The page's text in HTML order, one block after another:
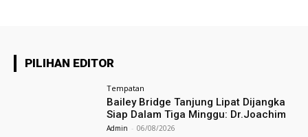
PILIHAN EDITOR
Tempatan
Bailey Bridge Tanjung Lipat Dijangka
Siap Dalam Tiga Minggu: Dr.Joachim
Admin - 06/08/2026